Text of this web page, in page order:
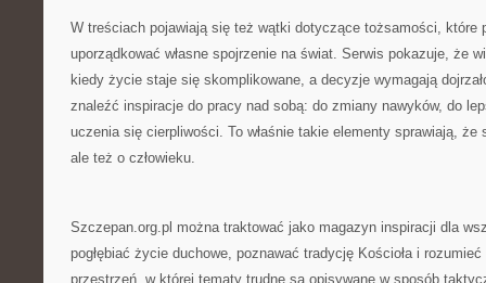
W treściach pojawiają się też wątki dotyczące tożsamości, które
uporządkować własne spojrzenie na świat. Serwis pokazuje, że
kiedy życie staje się skomplikowane, a decyzje wymagają
znaleźć inspiracje do pracy nad sobą: do zmiany nawyków, do
uczenia się cierpliwości. To właśnie takie elementy sprawiają, że
ale też o człowieku.
Szczepan.org.pl można traktować jako magazyn inspiracji dla
pogłębiać życie duchowe, poznawać tradycję Kościoła i
przestrzeń, w której tematy trudne są opisywane w sposób